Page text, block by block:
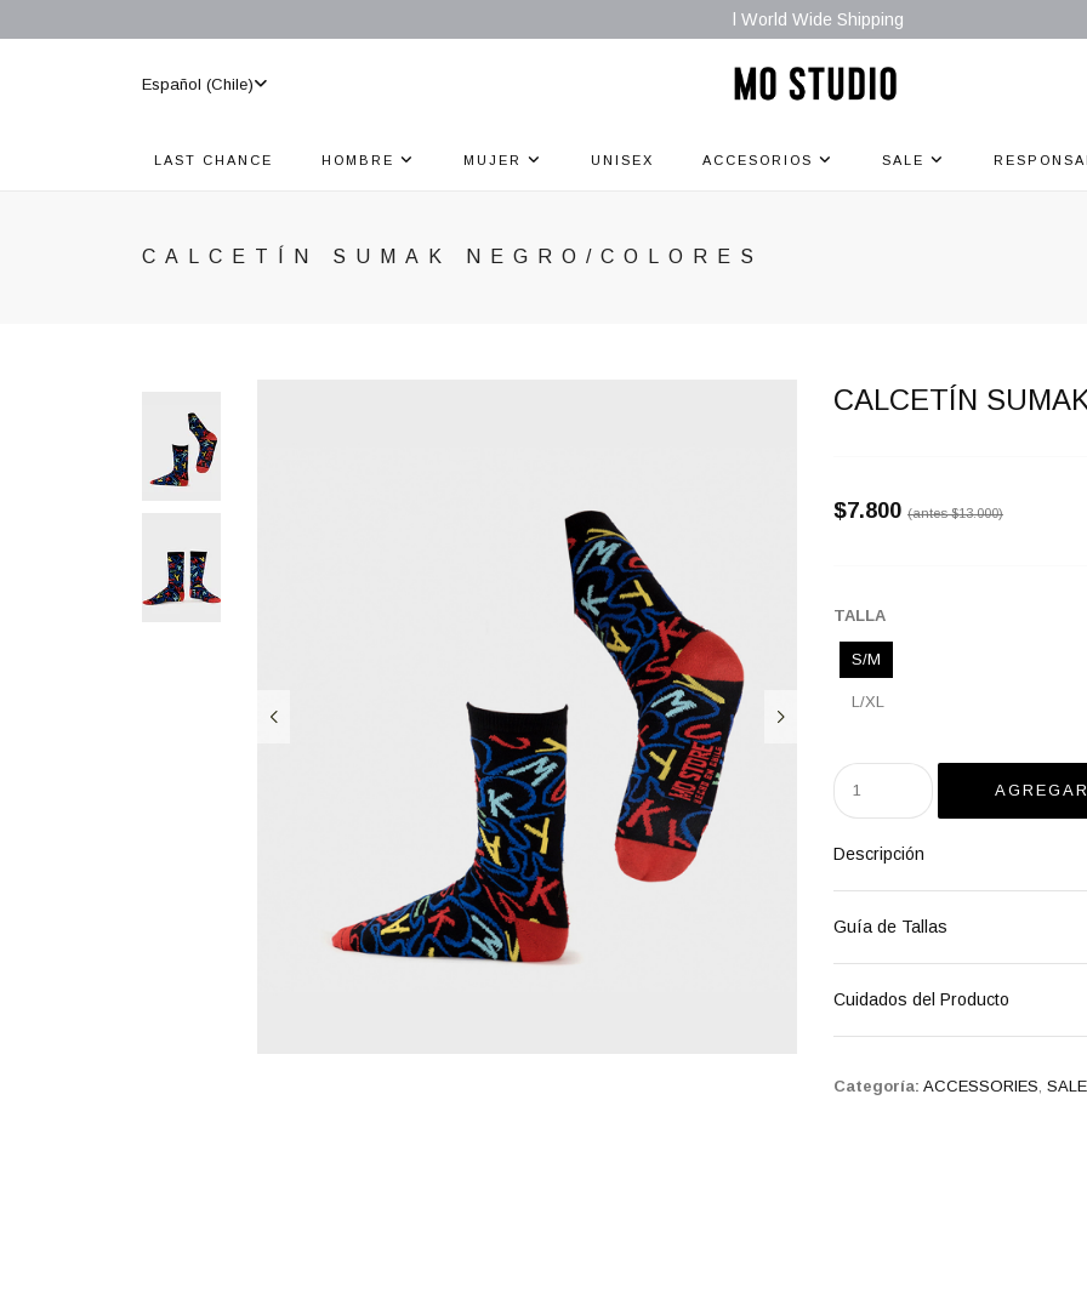
l World Wide Shipping
Español (Chile)
LAST CHANCE HOMBRE MUJER UNISEX ACCESORIOS SALE
CALCETÍN SUMAK NEGRO/COLORES
CALCETÍN
$7.800 (antes$13.000)
TALLA
S/M
L/XL
Descripción
Guía de Tallas
Cuidados del Producto
Categoría: ACCESSORIES SALE